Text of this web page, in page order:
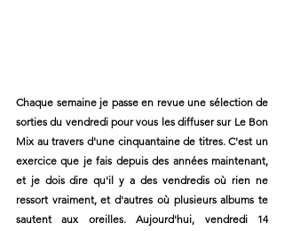
Chaque semaine je passe en revue une sélection de
sorties du vendredi pour vous les diffuser sur Le Bon
Mix au travers d'une cinquantaine de titres. C'est un
exercice que je fais depuis des années maintenant,
et je dois dire qu'il y a des vendredis où rien ne
ressort vraiment, et d'autres où plusieurs albums te
sautent aux oreilles. Aujourd'hui, vendredi 14